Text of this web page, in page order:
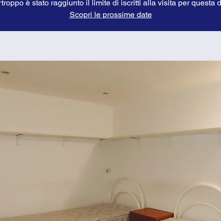
è stato raggiunto il limite di iscritti alla visita per questa
Scopri le prossime date